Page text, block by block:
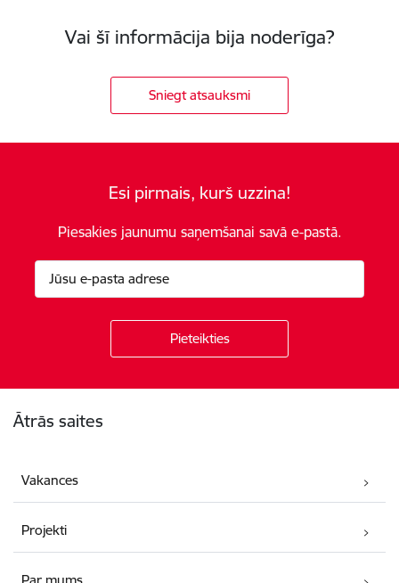
Vai šī informācija bija noderīga?
Sniegt atsauksmi
Esi pirmais, kurš uzzina!
Piesakies jaunumu saņemšanai savā e-pastā.
Ātrās saites
Vakances
Projekti